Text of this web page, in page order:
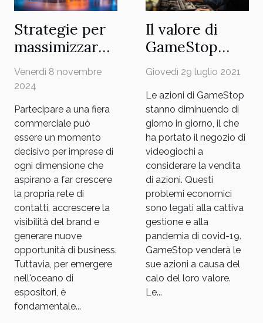
funzionamento. Trasparenza e tracciabilità
affermando come una tecnologia
rivoluzionaria nel settore logistico, grazie
inalterabile e trasparenza lungo l'intero
percorso...
Strategie per
massimizzare
l'impatto del
tuo stand in
Venerdì 8 novembre
2024
Partecipare a una fiera
commerciale può
essere un momento
decisivo per imprese di
ogni dimensione che
aspirano a far crescere
la propria rete di
contatti, accrescere la
visibilità del brand e
generare nuove
opportunità di business.
Tuttavia, per emergere
nell'oceano di
espositori, è
fondamentale...
Il valore di
GameStop
scende mentre
considera la
vendita di
azioni
Giovedì 29 luglio 2021
Le azioni di GameStop
stanno diminuendo di
giorno in giorno, il che
ha portato il negozio di
videogiochi a
considerare la vendita
di azioni. Questi
problemi economici
sono legati alla cattiva
gestione e alla
pandemia di covid-19.
GameStop venderà le
sue azioni a causa del
calo del loro valore.
Le...